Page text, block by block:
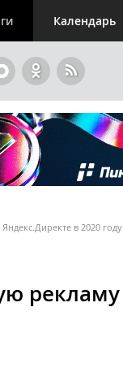
Календарь
в 2020 году
рекламу